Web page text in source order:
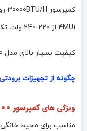
4MU1 از 220-240 ولت تک فاز میباشد و فرکانس کاری آن 50Hz است .
کیفیت بسیار بالای مدل PH480 نسبت به مدل های مشابه سبب تقاضای بالای این محصول است .
چگونه از تجهیزات
ویژگی هایکمپرسور 30000 روتاری GMCC گاز 22
مناسب برای محیط خانگی